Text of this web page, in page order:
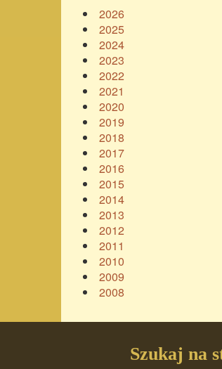
2026
2025
2024
2023
2022
2021
2020
2019
2018
2017
2016
2015
2014
2013
2012
2011
2010
2009
2008
Szukaj na